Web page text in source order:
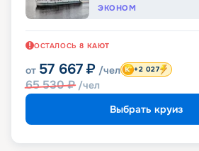
ЭКОНОМ
ОСТАЛОСЬ 8 КАЮТ
от 57 667 ₽ /чел
65 530₽ /чел
+2 027
Выбрать круиз